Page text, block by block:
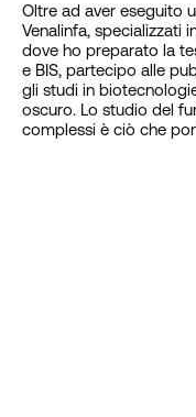
Oltre ad aver eseguito
Venalinfa, specializzati
dove ho preparato la
e BIS, partecipo alle
gli studi in
oscuro. Lo studio del
complessi è ciò che